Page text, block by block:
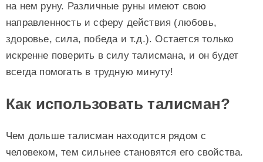
на нем руну. Различные руны имеют свою
направленность и сферу действия (любовь,
здоровье, сила, победа и т.д.). Остается только
искренне поверить в силу талисмана, и он будет
всегда помогать в трудную минуту!
Как использовать талисман?
Чем дольше талисман находится рядом с
человеком, тем сильнее становятся его свойства.